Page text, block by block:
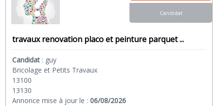
travaux renovation placo et peinture parquet ...
Candidat : guy
Bricolage et Petits Travaux
13100
13130
Annonce mise à jour le :06/08/2026
Candidat